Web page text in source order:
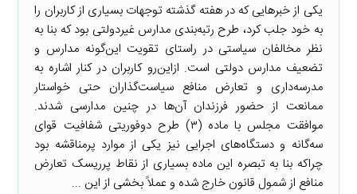
یکی از خبرهایی که در هفته گذشته توجهات بسیاری از کاربران را
به خود جلب کرد، طرح رتبه‌بندی مدارس غیردولتی بود که بنا به
نظر مخالفان سیاستی در راستای تقویت این‌گونه مدارس و
تضعیف مدارس دولتی است. ازاین‌رو کاربران در کنار اشاره به
مدرسه‌داری و تعارض منافع سیاست‌گذاران حتی خواستار
ممانعت از حضور فرزندان آن‌ها در چنین مدارسی شدند.
موافقت مجلس با ماده (۳) طرح دوفوریتی شفافیت قوای
سه‌گانه و دستگاه‌های اجرایی نیز یکی از موارد پرمناقشه بود
چراکه بنا به تبصره این ماده بسیاری از نقاط پرریسک تعارض
منافع از شمول قانون خارج شده و عملاً بخشی از این ...